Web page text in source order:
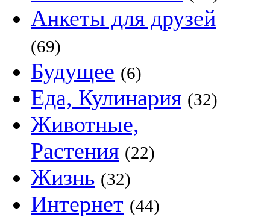
Анкеты для друзей
(69)
Будущее (6)
Еда, Кулинария (32)
Животные,
Растения (22)
Жизнь (32)
Интернет (44)